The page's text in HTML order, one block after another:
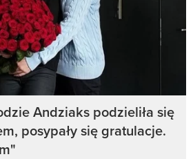
Andziaks podzieliła się
posypały się gratulacje.